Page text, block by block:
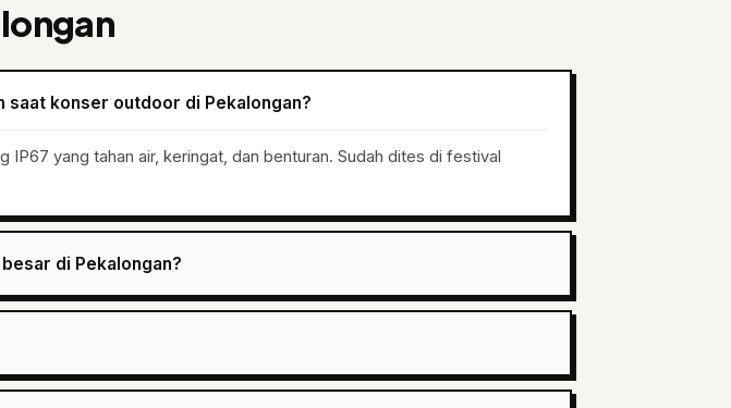
saat konser outdoor di Pekalongan?
yang tahan air, keringat, dan benturan. Sudah dites di festival
di Pekalongan?